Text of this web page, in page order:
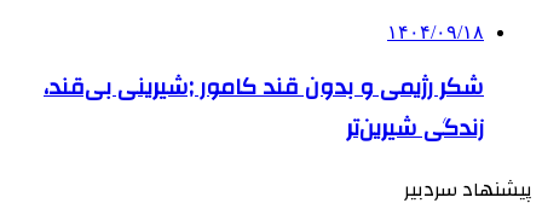
۱۴۰۴/۰۹/۱۸
شکر رژیمی و بدون قند کامور ;شیرینی بی‌قند،
زندگی شیرین‌تر
پیشنهاد سردبیر